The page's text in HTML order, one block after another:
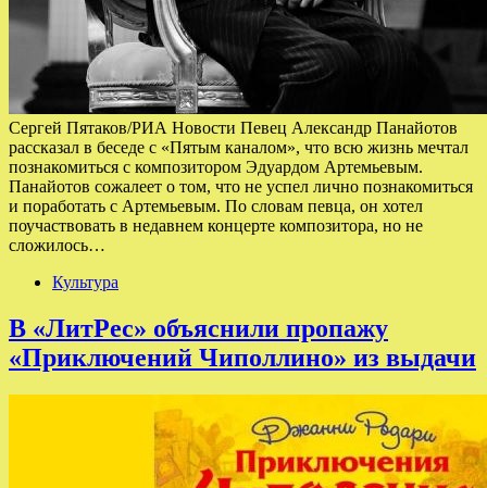
Сергей Пятаков/РИА Новости Певец Александр Панайотов
рассказал в беседе с «Пятым каналом», что всю жизнь мечтал
познакомиться с композитором Эдуардом Артемьевым.
Панайотов сожалеет о том, что не успел лично познакомиться
и поработать с Артемьевым. По словам певца, он хотел
поучаствовать в недавнем концерте композитора, но не
сложилось…
Культура
В «ЛитРес» объяснили пропажу
«Приключений Чиполлино» из выдачи